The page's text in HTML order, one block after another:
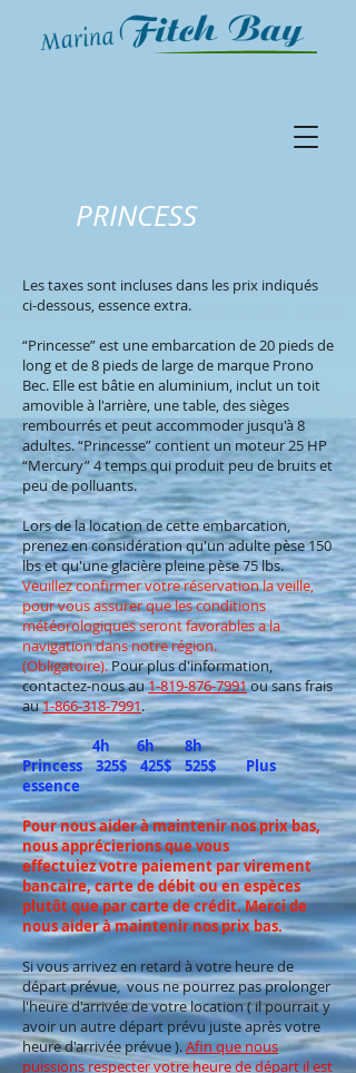
PRINCESS
Les taxes sont incluses dans les prix indiqués
ci-dessous, essence extra.
“Princesse” est une embarcation de 20 pieds de
long et de 8 pieds de large de marque Prono
Bec. Elle est bâtie en aluminium, inclut un toit
amovible à l'arrière, une table, des sièges
rembourrés et peut accommoder jusqu'à 8
adultes. “Princesse” contient un moteur 25 HP
“Mercury” 4 temps qui produit peu de bruits et
peu de polluants.
Lors de la location de cette embarcation,
prenez en considération qu'un adulte pèse 150
lbs et qu'une glacière pleine pèse 75 lbs.
Veuillez confirmer votre réservation la veille,
pour vous assurer que les conditions
météorologiques seront favorables a la
navigation dans notre région.
(Obligatoire).Pour plus d'information,
contactez-nous au1-819-876-7991ou sans frais
au1-866-318-7991.
4h 6h 8h
Princess 325$ 425$ 525$ Plus
essence
Pour nous aider à maintenir nos prix bas,
nous apprécierions que vous
effectuiezvotre paiement par virement
bancaire, carte de débit ou en espèces
plutôtque par carte de crédit. Merci de
nous aider à maintenir nos prix bas.
Si vous arrivez en retard à votre heure de
départ prévue, vous ne pourrez pas prolonger
l'heure d'arrivée de votre location ( il pourrait y
avoir un autre départ prévu juste après votre
heure d'arrivée prévue ).Afin que nous
puissions respecter votre heure de départ ilest